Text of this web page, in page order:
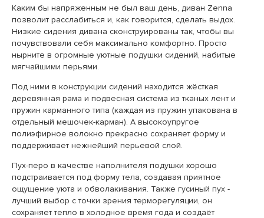
Каким бы напряженным не был ваш день, диван Zenna
позволит расслабиться и, как говорится, сделать выдох.
Низкие сидения дивана сконструированы так, чтобы вы
почувствовали себя максимально комфортно. Просто
нырните в огромные уютные подушки сидений, набитые
мягчайшими перьями.
Под ними в конструкции сидений находится жёсткая
деревянная рама и подвесная система из тканых лент и
пружин карманного типа (каждая из пружин упакована в
отдельный мешочек-карман). А высокоупругое
полиэфирное волокно прекрасно сохраняет форму и
поддерживает нежнейший перьевой слой.
Пух-перо в качестве наполнителя подушки хорошо
подстраивается под форму тела, создавая приятное
ощущение уюта и обволакивания. Также гусиный пух -
лучший выбор с точки зрения терморегуляции, он
сохраняет тепло в холодное время года и создаёт